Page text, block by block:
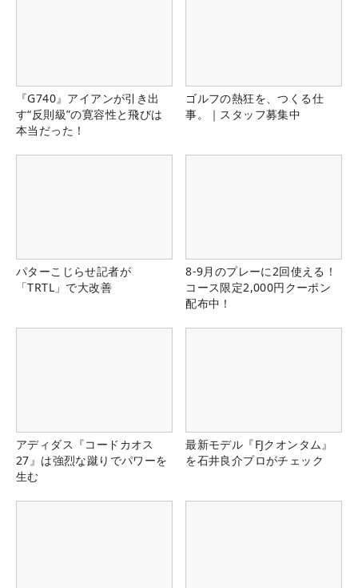
『G740』アイアンが引き出
す“反則級”の寛容性と飛びは
本当だった！
ゴルフの熱狂を、つくる仕
事。｜スタッフ募集中
パターこじらせ記者が
「TRTL」で大改善
8-9月のプレーに2回使える！
コース限定2,000円クーポン
配布中！
アディダス『コードカオス
27』は強烈な蹴りでパワーを
生む
最新モデル『FJクオンタム』
を石井良介プロがチェック